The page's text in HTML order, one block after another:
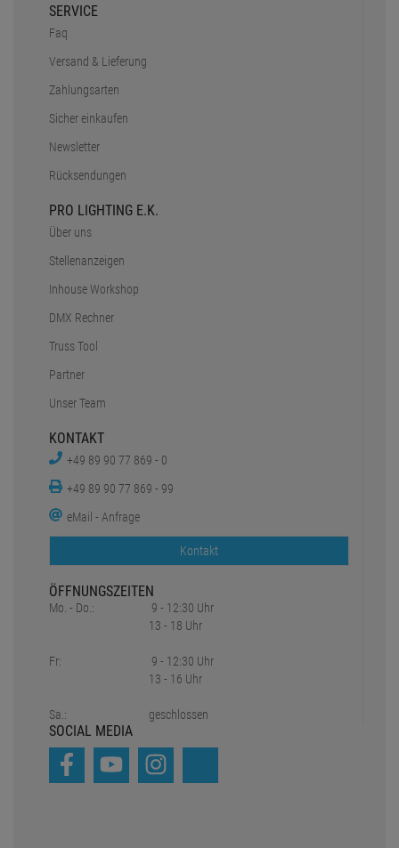
SERVICE
Faq
Versand & Lieferung
Zahlungsarten
Sicher einkaufen
Newsletter
Rücksendungen
PRO LIGHTING E.K.
Über uns
Stellenanzeigen
Inhouse Workshop
DMX Rechner
Truss Tool
Partner
Unser Team
KONTAKT
+49 89 90 77 869 - 0
+49 89 90 77 869 - 99
eMail - Anfrage
Kontakt
ÖFFNUNGSZEITEN
Mo. - Do.:
Fr:
Sa.:
9 - 12:30 Uhr
13 - 18 Uhr
9 - 12:30 Uhr
13 - 16 Uhr
geschlossen
SOCIAL MEDIA